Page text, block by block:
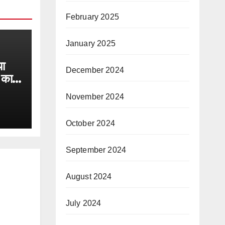
February 2025
January 2025
December 2024
November 2024
October 2024
September 2024
August 2024
July 2024